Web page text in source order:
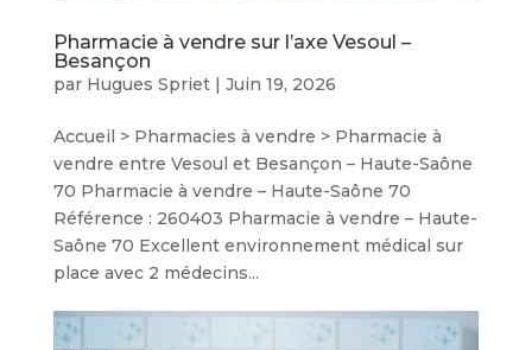
Pharmacie à vendre sur l’axe Vesoul –
Besançon
par Hugues Spriet| Juin 19, 2026
Accueil > Pharmacies à vendre > Pharmacie à
vendre entre Vesoul et Besançon – Haute-Saône
70 Pharmacie à vendre – Haute-Saône 70
Référence : 260403 Pharmacie à vendre – Haute-
Saône 70 Excellent environnement médical sur
place avec 2 médecins...